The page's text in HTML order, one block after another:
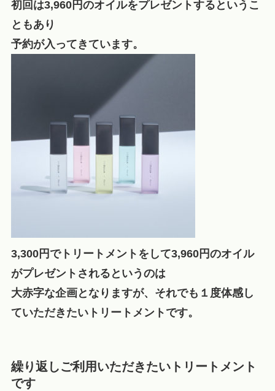
初回は3,960円のオイルをプレゼントするというこ
ともあり
予約が入ってきています。
3,300円でトリートメントをして3,960円のオイル
がプレゼントされるというのは
大赤字な企画となりますが、それでも１度体感し
ていただきたいトリートメントです。
繰り返しご利用いただきたいトリートメント
です